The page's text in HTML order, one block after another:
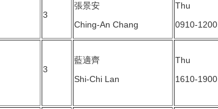
3
張景安
Ching-An Chang
Thu
0910-1200
3
藍適齊
Shi-Chi Lan
Thu
1610-1900